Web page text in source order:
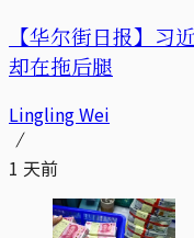
【华尔街日报】习
却在拖后腿
Lingling Wei
1 天前